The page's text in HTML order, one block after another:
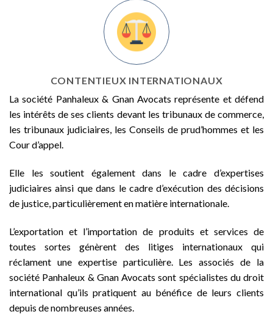
CONTENTIEUX INTERNATIONAUX
La société Panhaleux & Gnan Avocats représente et défend
les intérêts de ses clients devant les tribunaux de commerce,
les tribunaux judiciaires, les Conseils de prud’hommes et les
Cour d’appel.
Elle les soutient également dans le cadre d’expertises
judiciaires ainsi que dans le cadre d’exécution des décisions
de justice, particulièrement en matière internationale.
L’exportation et l’importation de produits et services de
toutes sortes génèrent des litiges internationaux qui
réclament une expertise particulière. Les associés de la
société Panhaleux & Gnan Avocats sont spécialistes du droit
international qu’ils pratiquent au bénéfice de leurs clients
depuis de nombreuses années.